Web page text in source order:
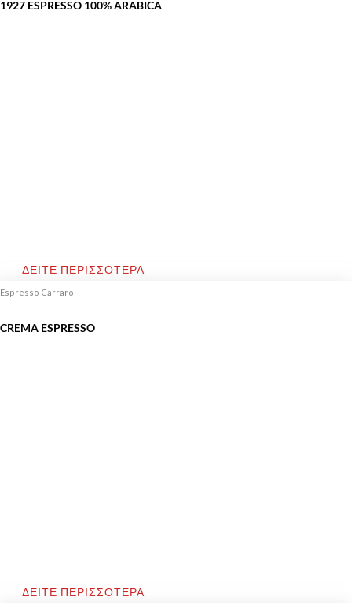
1927 ESPRESSO 100% ARABICA
ΔΕΙΤΕ ΠΕΡΙΣΣΟΤΕΡΑ
Espresso Carraro
CREMA ESPRESSO
ΔΕΙΤΕ ΠΕΡΙΣΣΟΤΕΡΑ